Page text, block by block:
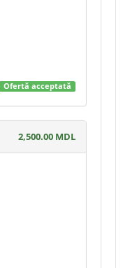
Ofertă acceptată
2,500.00 MDL